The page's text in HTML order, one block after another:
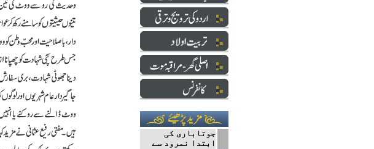
جوتاباری کی
ابتدا نمرود سے